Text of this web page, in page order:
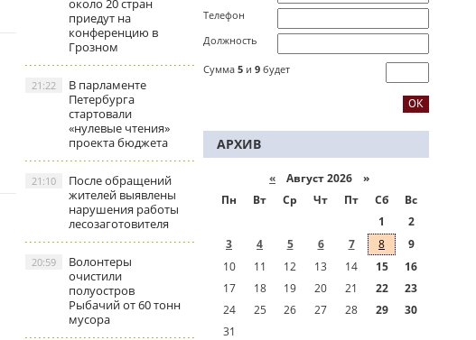
около 20 стран
приедут на
конференцию в
Грозном
В парламенте
Петербурга
стартовали
«нулевые чтения»
проекта бюджета
21:22
После обращений
жителей выявлены
нарушения работы
лесозаготовителя
21:10
Волонтеры
очистили
полуостров
Рыбачий от 60 тонн
мусора
20:59
Телефон
Должность
Сумма 5 и 9 будет
АРХИВ
« Август 2026 »
Пн
Вт Ср Чт Пт Сб
Вс
1
2
3
4 5 6 7 8
9
10
11 12 13 14 15
16
17
18 19 20 21 22
23
24
25 26 27 28 29
30
31